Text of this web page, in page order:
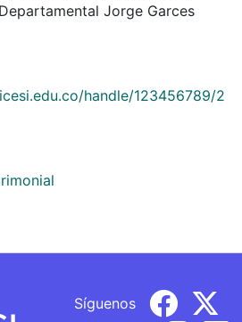
Jorge Garces
handle/123456789/2
Síguenos